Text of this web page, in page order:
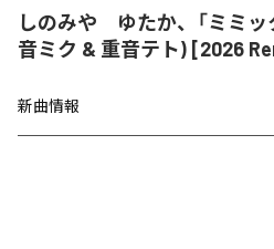
しのみや ゆたか、「ミミ
音ミク & 重音テト) [2026
新曲情報